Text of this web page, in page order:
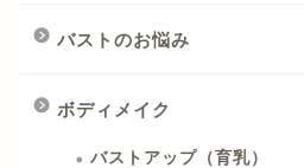
バストのお悩み
ボディメイク
バストアップ（育乳）